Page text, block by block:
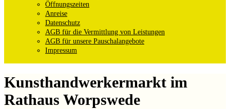
Öffnungszeiten
Anreise
Datenschutz
AGB für die Vermittlung von Leistungen
AGB für unsere Pauschalangebote
Impressum
Kunsthandwerkermarkt im
Rathaus Worpswede